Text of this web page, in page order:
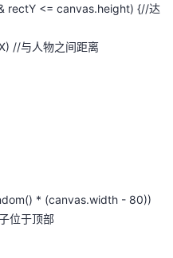
rectY <= canvas.height) {//达
//与人物之间距离
* (canvas.width - 80))
位于顶部